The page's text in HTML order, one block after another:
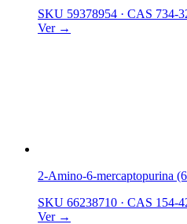
SKU 59378954 · CAS 734-
Ver →
2-Amino-6-mercaptopurina
SKU 66238710 · CAS 154-
Ver →